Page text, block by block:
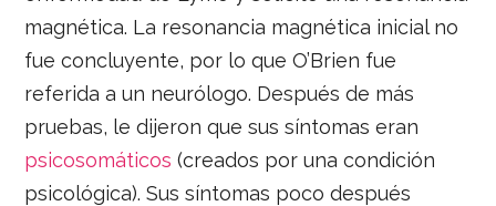
magnética. La resonancia magnética inicial no
fue concluyente, por lo que O’Brien fue
referida a un neurólogo. Después de más
pruebas, le dijeron que sus síntomas eran
psicosomáticos (creados por una condición
psicológica). Sus síntomas poco después